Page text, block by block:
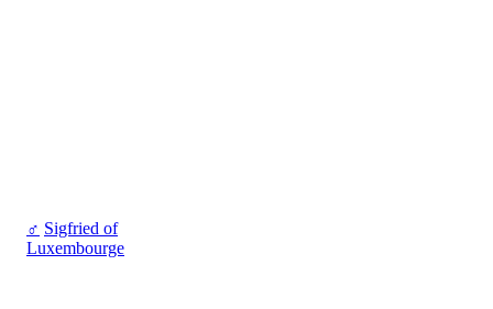
♂ Sigfried of
Luxembourge